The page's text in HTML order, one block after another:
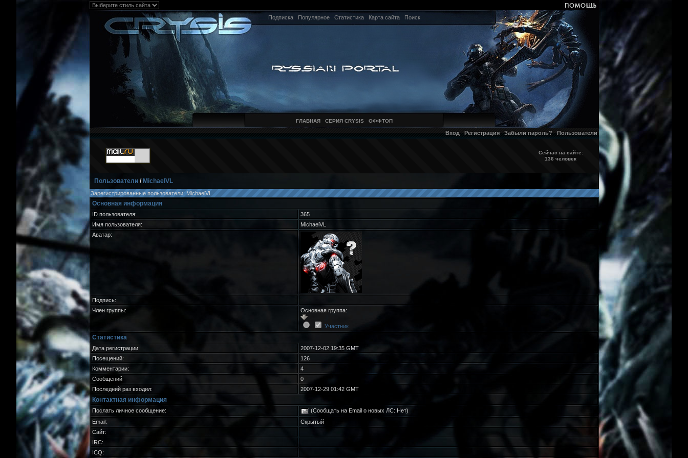
Подписка Популярное Статистика Карта сайта Поиск
ГЛАВНАЯ СЕРИЯ CRYSIS ОФФТОП
Вход Регистрация Забыли пароль? Пользователи
Сейчас на сайте:
136 человек
Пользователи/ MichaelVL
Зарегистрированные пользователи: MichaelVL
Основная информация
ID пользователя:
365
Имя пользователя:
MichaelVL
Аватар:
Подпись:
Член группы:
Основная группа:
Участник
Статистика
Дата регистрации:
2007-12-02 19:35 GMT
Посещений:
126
Комментарии:
4
Сообщений
0
Последний раз входил:
2007-12-29 01:42 GMT
Контактная информация
Послать личное сообщение:
(Сообщать на Email о новых ЛС: Нет)
Email:
Скрытый
Сайт:
IRC:
ICQ: